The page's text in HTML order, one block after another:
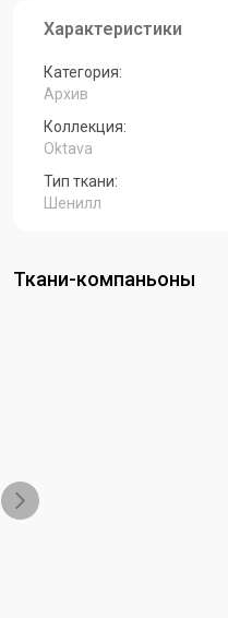
Характеристики
Категория:
Архив
Коллекция:
Oktava
Тип ткани:
Шенилл
Ткани-компаньоны